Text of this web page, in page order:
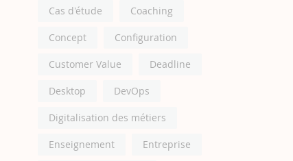
Cas d'étude Coaching
Concept Configuration
Customer Value Deadline
Desktop DevOps
Digitalisation des métiers
Enseignement Entreprise